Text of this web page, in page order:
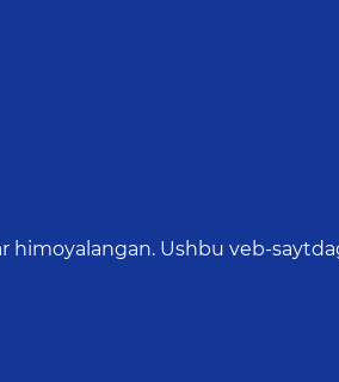
himoyalangan. Ushbu veb-